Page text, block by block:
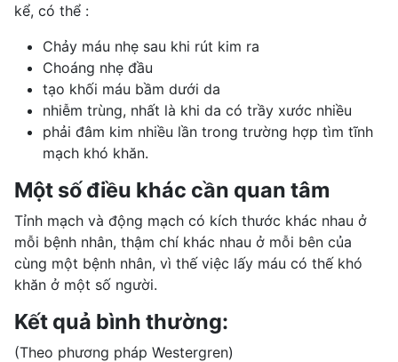
kể, có thể :
Chảy máu nhẹ sau khi rút kim ra
Choáng nhẹ đầu
tạo khối máu bầm dưới da
nhiễm trùng, nhất là khi da có trầy xước nhiều
phải đâm kim nhiều lần trong trường hợp tìm tĩnh
mạch khó khăn.
Một số điều khác cần quan tâm
Tỉnh mạch và động mạch có kích thước khác nhau ở
mỗi bệnh nhân, thậm chí khác nhau ở mỗi bên của
cùng một bệnh nhân, vì thế việc lấy máu có thế khó
khăn ở một số người.
Kết quả bình thường:
(Theo phương pháp Westergren)